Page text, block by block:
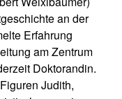
an der
Erfahrung
am Zentrum
Doktorandin.
Judith,